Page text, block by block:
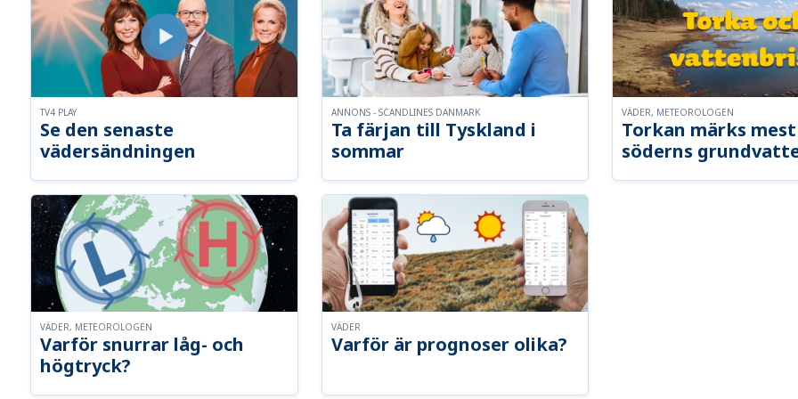
Se den senaste
vädersändningen
TV4 PLAY
Ta färjan till Tyskland i
sommar
ANNONS - SCANDLINES DANMARK
Torkan märks
söderns
VÄDER, METEOROLOGEN
Varför snurrar låg- och
högtryck?
VÄDER, METEOROLOGEN
Varför är prognoser olika?
VÄDER